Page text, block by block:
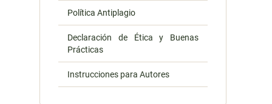
Política Antiplagio
Declaración de Ética y Buenas
Prácticas
Instrucciones para Autores